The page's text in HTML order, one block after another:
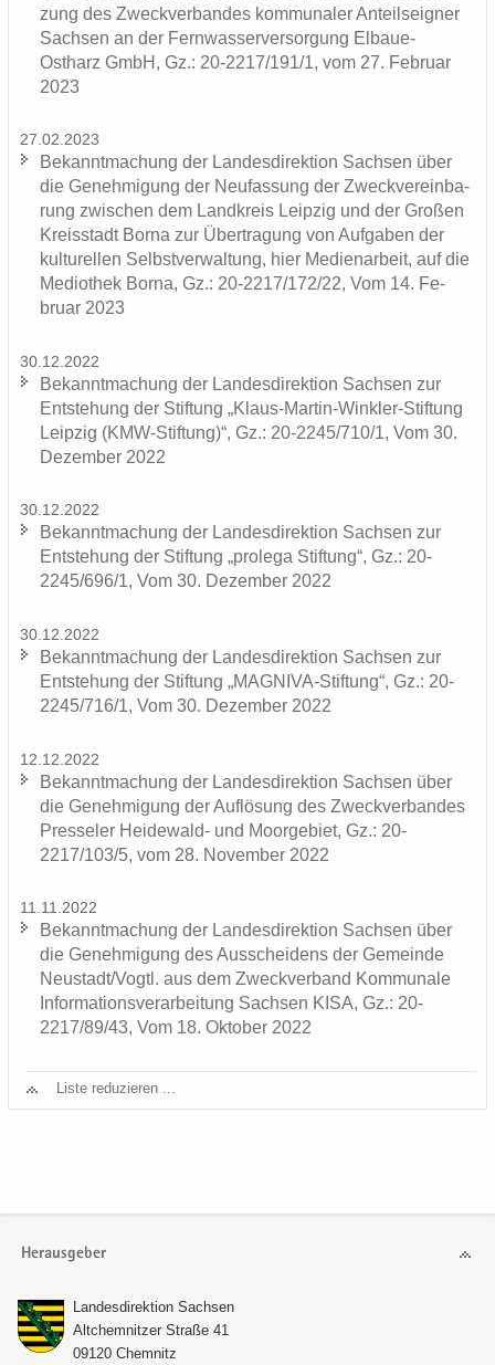
zung des Zweck­ver­ban­des kom­mu­na­ler An­teils­eig­ner
Sach­sen an der Fern­was­ser­ver­sor­gung Elbaue-​
Ostharz GmbH, Gz.: 20-2217/191/1, vom 27. Fe­bru­ar
2023
27.02.2023
Be­kannt­ma­chung der Lan­des­di­rek­ti­on Sach­sen über
die Ge­neh­mi­gung der Neu­fas­sung der Zweck­ver­ein­ba­
rung zwi­schen dem Land­kreis Leip­zig und der Gro­ßen
Kreis­stadt Borna zur Über­tra­gung von Auf­ga­ben der
kul­tu­rel­len Selbst­ver­wal­tung, hier Me­di­en­ar­beit, auf die
Me­dio­thek Borna, Gz.: 20-2217/172/22, Vom 14. Fe­
bru­ar 2023
30.12.2022
Be­kannt­ma­chung der Lan­des­di­rek­ti­on Sach­sen zur
Ent­ste­hung der Stif­tung „Klaus-​Martin-Winkler-Stiftung
Leip­zig (KMW-​Stiftung)“, Gz.: 20-2245/710/1, Vom 30.
De­zem­ber 2022
30.12.2022
Be­kannt­ma­chung der Lan­des­di­rek­ti­on Sach­sen zur
Ent­ste­hung der Stif­tung „pro­le­ga Stif­tung“, Gz.: 20-
2245/696/1, Vom 30. De­zem­ber 2022
30.12.2022
Be­kannt­ma­chung der Lan­des­di­rek­ti­on Sach­sen zur
Ent­ste­hung der Stif­tung „MAGNIVA-​Stiftung“, Gz.: 20-
2245/716/1, Vom 30. De­zem­ber 2022
12.12.2022
Be­kannt­ma­chung der Lan­des­di­rek­ti­on Sach­sen über
die Ge­neh­mi­gung der Auf­lö­sung des Zweck­ver­ban­des
Pres­se­ler Heidewald-​ und Moor­ge­biet, Gz.: 20-
2217/103/5, vom 28. No­vem­ber 2022
11.11.2022
Be­kannt­ma­chung der Lan­des­di­rek­ti­on Sach­sen über
die Ge­neh­mi­gung des Aus­schei­dens der Ge­mein­de
Neu­stadt/Vogtl. aus dem Zweck­ver­band Kom­mu­na­le
In­for­ma­ti­ons­ver­ar­bei­tung Sach­sen KISA, Gz.: 20-
2217/89/43, Vom 18. Ok­to­ber 2022
Liste re­du­zie­ren ...
Herausgeber
Lan­des­di­rek­ti­on Sach­sen
Alt­chem­nit­zer Stra­ße 41
09120 Chem­nitz